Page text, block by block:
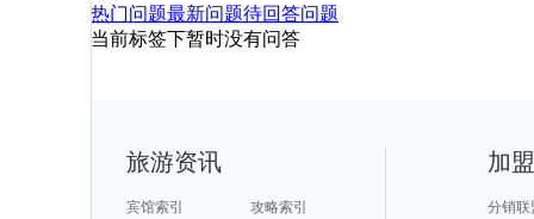
热门问题最新问题待回答问题
当前标签下暂时没有问答
旅游资讯
宾馆索引
攻略索引
加
分销联